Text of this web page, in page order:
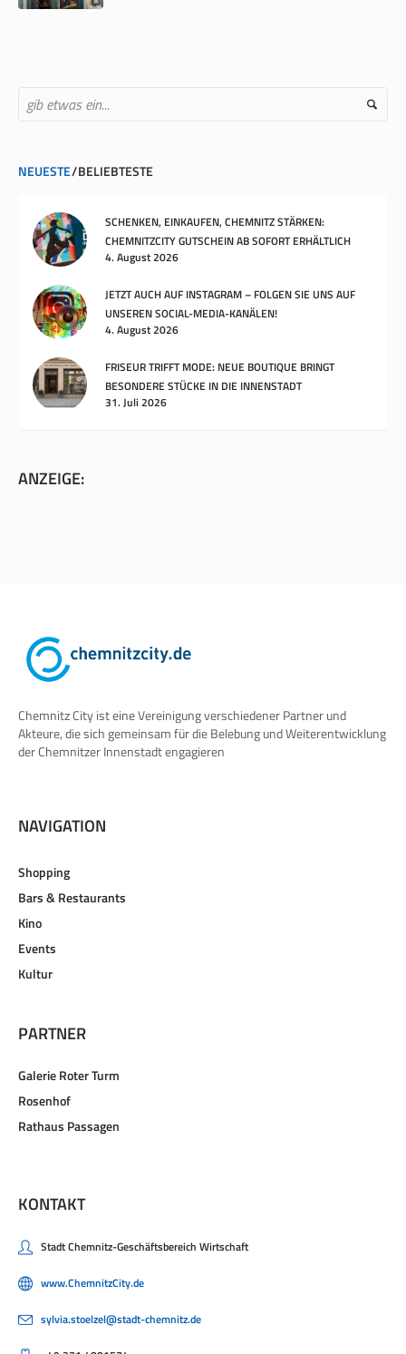
NEUESTE BELIEBTESTE
SCHENKEN, EINKAUFEN, CHEMNITZ STÄRKEN:
CHEMNITZCITY GUTSCHEIN AB SOFORT ERHÄLTLICH
4. August 2026
JETZT AUCH AUF INSTAGRAM – FOLGEN SIE UNS AUF
UNSEREN SOCIAL-MEDIA-KANÄLEN!
4. August 2026
FRISEUR TRIFFT MODE: NEUE BOUTIQUE BRINGT
BESONDERE STÜCKE IN DIE INNENSTADT
31. Juli 2026
ANZEIGE:
Chemnitz City ist eine Vereinigung verschiedener Partner und
Akteure, die sich gemeinsam für die Belebung und Weiterentwicklung
der Chemnitzer Innenstadt engagieren
NAVIGATION
Shopping
Bars & Restaurants
Kino
Events
Kultur
PARTNER
Galerie Roter Turm
Rosenhof
Rathaus Passagen
KONTAKT
Stadt Chemnitz-Geschäftsbereich Wirtschaft
www.ChemnitzCity.de
sylvia.stoelzel@stadt-chemnitz.de